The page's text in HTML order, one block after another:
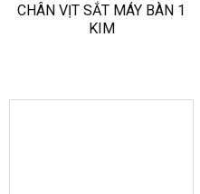
CHÂN VỊT SẮT MÁY BÀN 1
KIM